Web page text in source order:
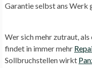
Garantie selbst ans Werk
Wer sich mehr zutraut,
findet in immer mehr
Sollbruchstellen wirkt